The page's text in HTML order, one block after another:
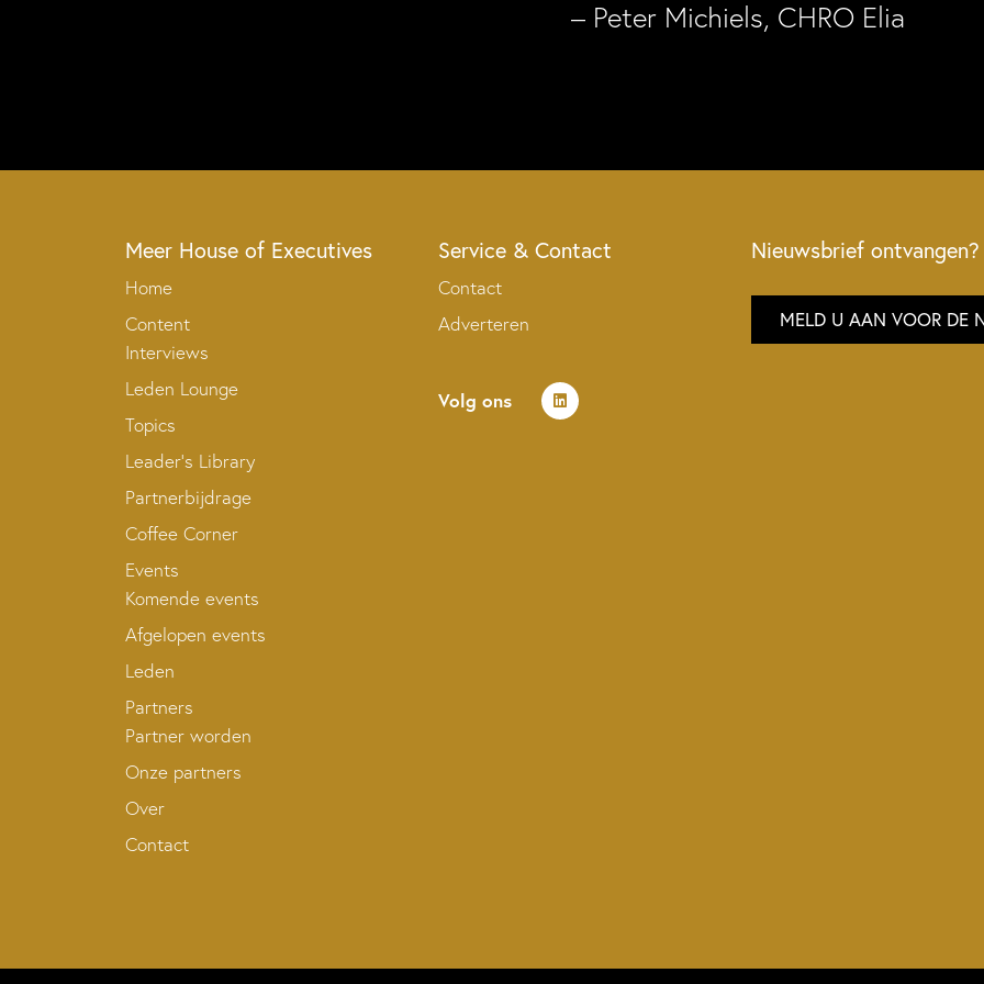
– Peter Michiels, CHRO Elia
Meer House of Executives
Home
Content
Interviews
Leden Lounge
Topics
Leader’s Library
Partnerbijdrage
Coffee Corner
Events
Komende events
Afgelopen events
Leden
Partners
Partner worden
Onze partners
Over
Contact
Service & Contact
Contact
Adverteren
Volg ons
Nieuwsbrief ontvangen?
MELD U AAN VOOR DE